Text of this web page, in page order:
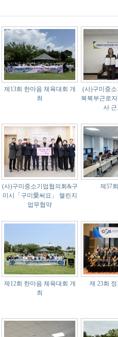
제13회 한마음 체육대회 개
최
(사)구미중
북북부근로
사
(사)구미중소기업협의회&구
미시「구미愛써요」 챌린지
업무협약
제57
제12회 한마음 체육대회 개
최
제 23회